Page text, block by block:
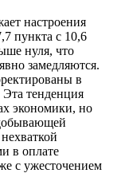
настроения
пункта с 10,6
нуля, что
замедляются.
в
Эта тенденция
экономики, но
в оплате
с ужесточением